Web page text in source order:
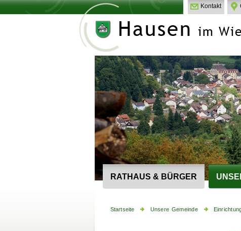
Kontakt
RATHAUS & BÜRGER
Startseite Unsere Gemeinde